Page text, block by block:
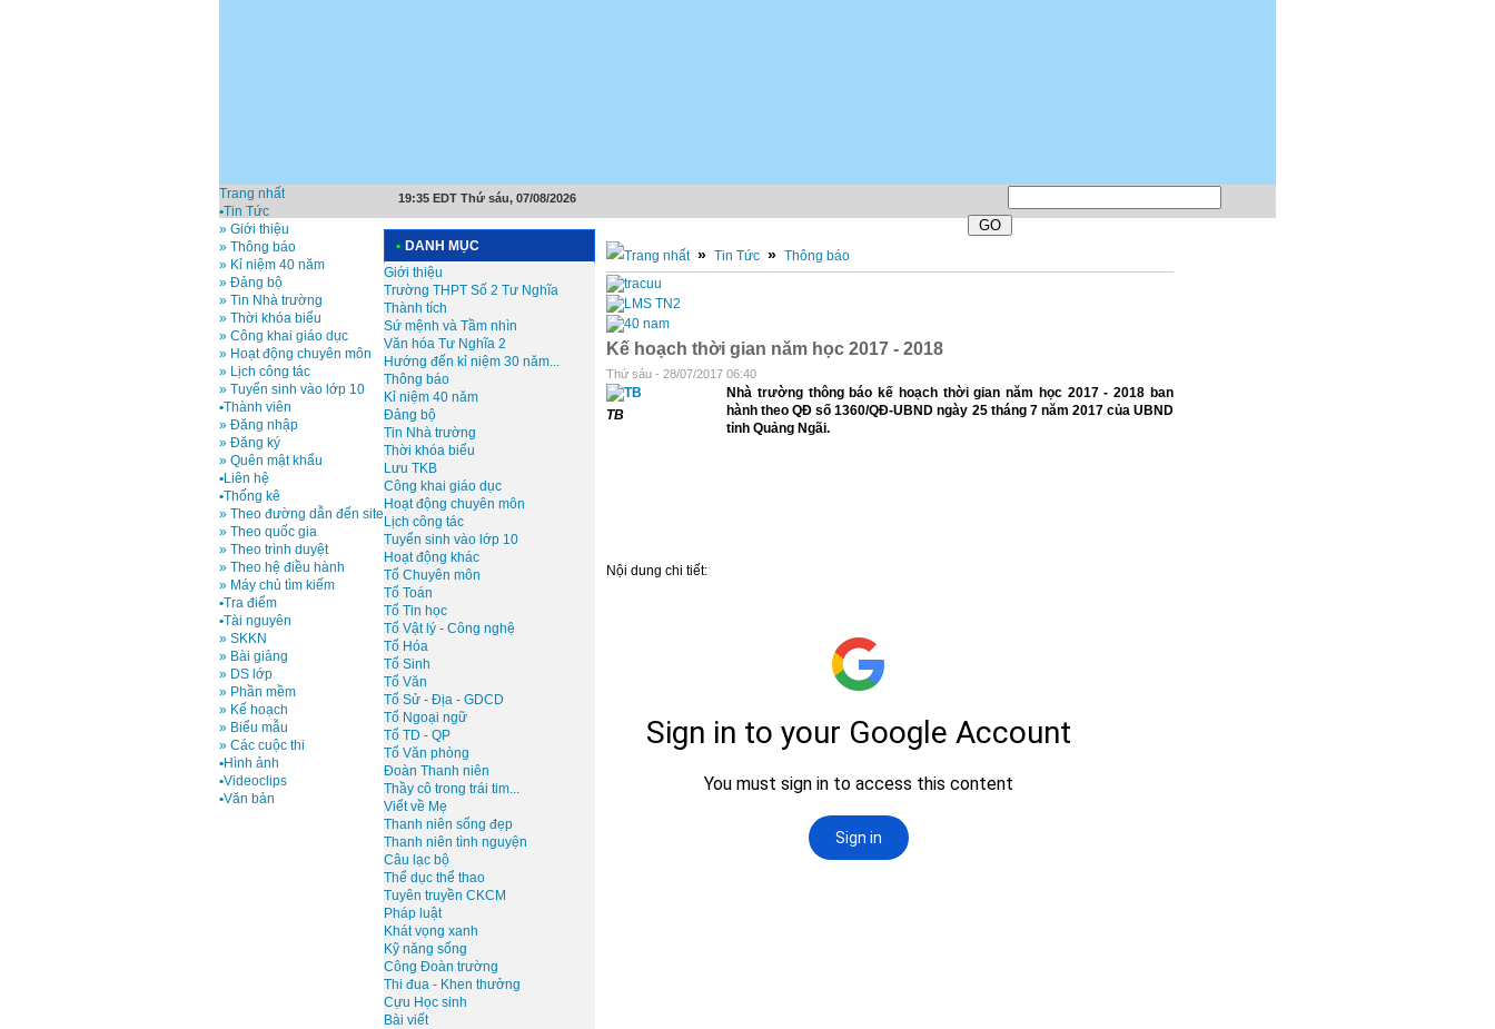
Trang nhất
•Tin Tức
» Giới thiệu
» Thông báo
» Kỉ niệm 40 năm
» Đảng bộ
» Tin Nhà trường
» Thời khóa biểu
» Công khai giáo dục
» Hoạt động chuyên môn
» Lịch công tác
» Tuyển sinh vào lớp 10
•Thành viên
» Đăng nhập
» Đăng ký
» Quên mật khẩu
•Liên hệ
•Thống kê
» Theo đường dẫn đến site
» Theo quốc gia
» Theo trình duyệt
» Theo hệ điều hành
» Máy chủ tìm kiếm
•Tra điểm
•Tài nguyên
» SKKN
» Bài giảng
» DS lớp
» Phần mềm
» Kế hoạch
» Biểu mẫu
» Các cuộc thi
•Hình ảnh
•Videoclips
•Văn bản
19:35 EDT Thứ sáu, 07/08/2026
• DANH MỤC
Giới thiệu
Trường THPT Số 2 Tư Nghĩa
Thành tích
Sứ mệnh và Tầm nhìn
Văn hóa Tư Nghĩa 2
Hướng đến kỉ niệm 30 năm...
Thông báo
Kỉ niệm 40 năm
Đảng bộ
Tin Nhà trường
Thời khóa biểu
Lưu TKB
Công khai giáo dục
Hoạt động chuyên môn
Lịch công tác
Tuyển sinh vào lớp 10
Hoạt động khác
Tổ Chuyên môn
Tổ Toán
Tổ Tin học
Tổ Vật lý - Công nghệ
Tổ Hóa
Tổ Sinh
Tổ Văn
Tổ Sử - Địa - GDCD
Tổ Ngoại ngữ
Tổ TD - QP
Tổ Văn phòng
Đoàn Thanh niên
Thầy cô trong trái tim...
Viết về Mẹ
Thanh niên sống đẹp
Thanh niên tình nguyện
Câu lạc bộ
Thể dục thể thao
Tuyên truyền CKCM
Pháp luật
Khát vọng xanh
Kỹ năng sống
Công Đoàn trường
Thi đua - Khen thưởng
Cựu Học sinh
Bài viết
» Tin Tức » Thông báo
Kế hoạch thời gian năm học 2017 - 2018
Thứ sáu - 28/07/2017 06:40
TB
Nhà trường thông báo kế hoạch thời gian năm học 2017 - 2018 ban
hành theo QĐ số 1360/QĐ-UBND ngày 25 tháng 7 năm 2017 của UBND
tỉnh Quảng Ngãi.
Nội dung chi tiết: